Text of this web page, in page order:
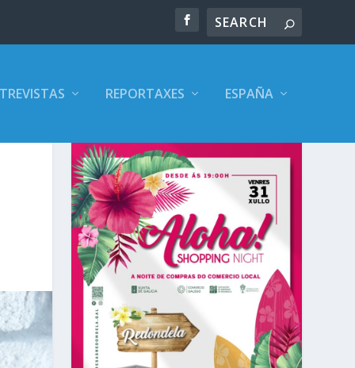
REPORTAXES ESPAÑA